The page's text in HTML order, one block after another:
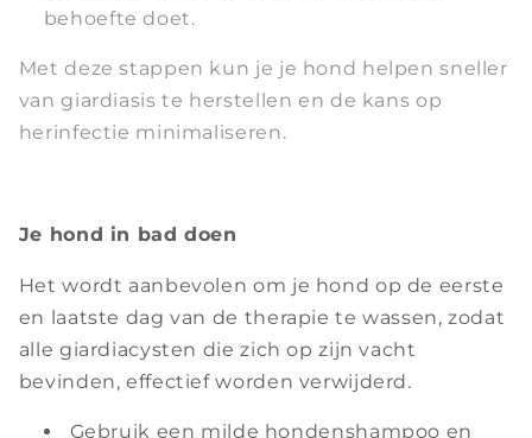
behoefte doet.
Met deze stappen kun je je hond helpen sneller
van giardiasis te herstellen en de kans op
herinfectie minimaliseren.
Je hond in bad doen
Het wordt aanbevolen om je hond op de eerste
en laatste dag van de therapie te wassen, zodat
alle giardiacysten die zich op zijn vacht
bevinden, effectief worden verwijderd.
Gebruik een milde hondenshampoo en